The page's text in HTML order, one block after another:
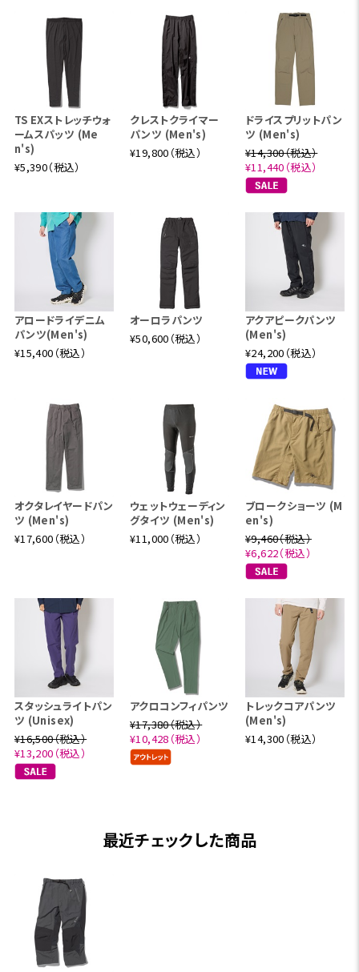
TS EXストレッチウォ
ームスパッツ (Me
n's)
¥5,390（税込）
クレストクライマー
パンツ (Men's)
¥19,800（税込）
ドライスプリットパン
ツ (Men's)
¥14,300（税込）
¥11,440（税込）
アロードライデニム
パンツ(Men's)
¥15,400（税込）
オーロラパンツ
¥50,600（税込）
アクアピークパンツ
(Men's)
¥24,200（税込）
オクタレイヤードパン
ツ (Men's)
¥17,600（税込）
ウェットウェーディン
グタイツ (Men's)
¥11,000（税込）
ブロークショーツ (M
en's)
¥9,460（税込）
¥6,622（税込）
スタッシュライトパン
ツ (Unisex)
¥16,500（税込）
¥13,200（税込）
アクロコンフィパンツ
¥17,380（税込）
¥10,428（税込）
トレックコアパンツ
(Men's)
¥14,300（税込）
最近チェックした商品